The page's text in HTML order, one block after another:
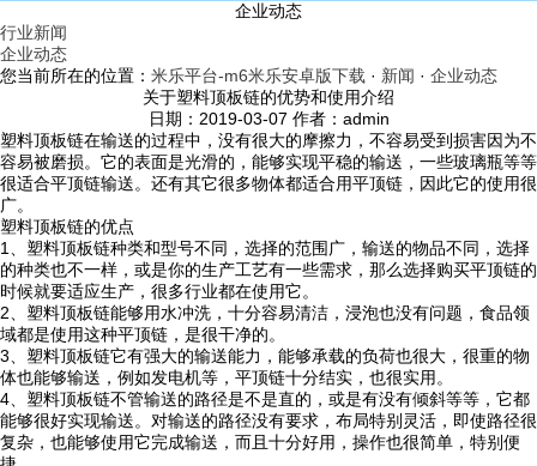
企业动态
行业新闻
企业动态
您当前所在的位置： 米乐平台-m6米乐安卓版下载 · 新闻 · 企业动态
关于塑料顶板链的优势和使用介绍
日期：2019-03-07 作者：admin
塑料顶板链在输送的过程中，没有很大的摩擦力，不容易受到损害因为不
容易被磨损。它的表面是光滑的，能够实现平稳的输送，一些玻璃瓶等等
很适合平顶链输送。还有其它很多物体都适合用平顶链，因此它的使用很
广。
塑料顶板链的优点
1、塑料顶板链种类和型号不同，选择的范围广，输送的物品不同，选择
的种类也不一样，或是你的生产工艺有一些需求，那么选择购买平顶链的
时候就要适应生产，很多行业都在使用它。
2、塑料顶板链能够用水冲洗，十分容易清洁，浸泡也没有问题，食品领
域都是使用这种平顶链，是很干净的。
3、塑料顶板链它有强大的输送能力，能够承载的负荷也很大，很重的物
体也能够输送，例如发电机等，平顶链十分结实，也很实用。
4、塑料顶板链不管输送的路径是不是直的，或是有没有倾斜等等，它都
能够很好实现输送。对输送的路径没有要求，布局特别灵活，即使路径很
复杂，也能够使用它完成输送，而且十分好用，操作也很简单，特别便